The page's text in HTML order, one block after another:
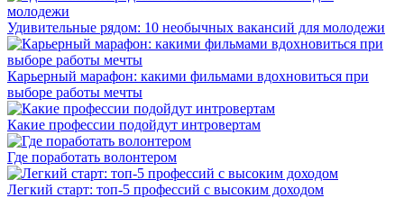
Удивительные рядом: 10 необычных вакансий для молодежи
Карьерный марафон: какими фильмами вдохновиться при
выборе работы мечты
Какие профессии подойдут интровертам
Где поработать волонтером
Легкий старт: топ-5 профессий с высоким доходом